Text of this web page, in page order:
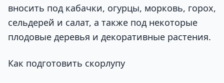
вносить под кабачки, огурцы, морковь, горох,
сельдерей и салат, а также под некоторые
плодовые деревья и декоративные растения.
Как подготовить скорлупу